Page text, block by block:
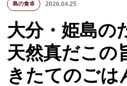
メニュー
トップページ
新着商品
島の逸品レシピ
島の食卓 2026.04.25
大分・姫島の
天然真だこの
きたてのごは